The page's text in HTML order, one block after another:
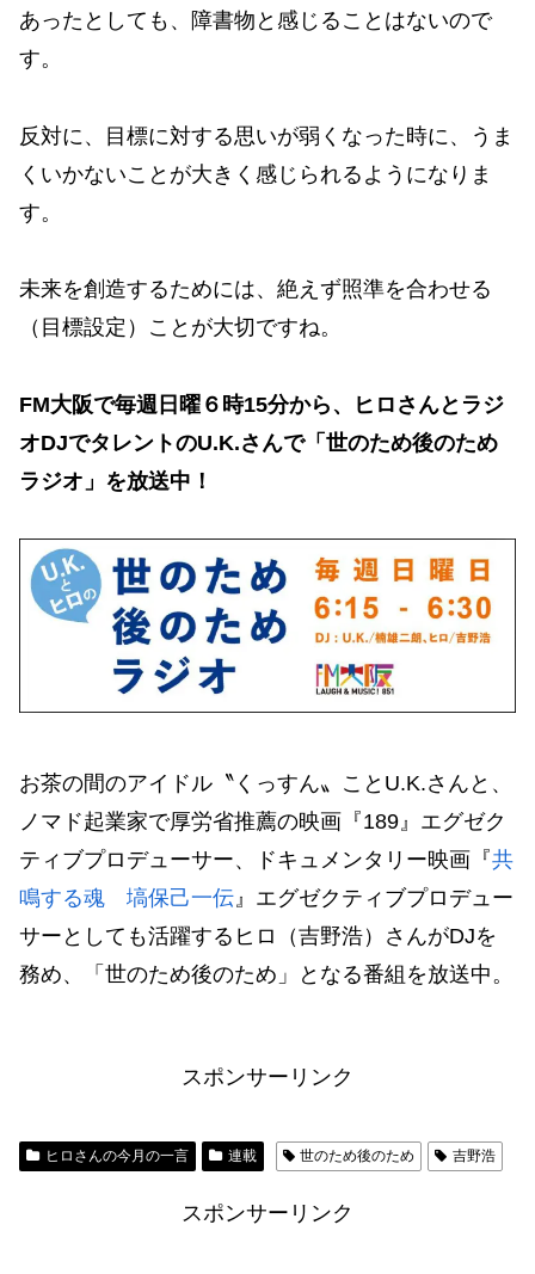
あったとしても、障書物と感じることはないので
す。
反対に、目標に対する思いが弱くなった時に、うま
くいかないことが大きく感じられるようになりま
す。
未来を創造するためには、絶えず照準を合わせる
（目標設定）ことが大切ですね。
FM大阪で毎週日曜６時15分から、ヒロさんとラジ
オDJでタレントのU.K.さんで「世のため後のため
ラジオ」を放送中！
お茶の間のアイドル〝くっすん〟ことU.K.さんと、
ノマド起業家で厚労省推薦の映画『189』エグゼク
ティブプロデューサー、ドキュメンタリー映画『共
鳴する魂 塙保己一伝 』エグゼクティブプロデュー
サーとしても活躍するヒロ（吉野浩）さんがDJを
務め、「世のため後のため」となる番組を放送中。
スポンサーリンク
ヒロさんの今月の一言 連載 世のため後のため 吉野浩
スポンサーリンク